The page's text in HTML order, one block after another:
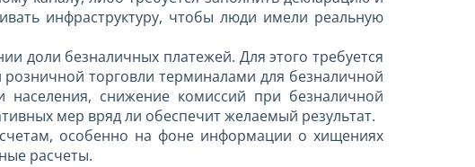
инфраструктуру, чтобы люди имели реальную
доли безналичных платежей. Для этого требуется
торговли терминалами для безналичной
снижение комиссий при безналичной
мер вряд ли обеспечит желаемый результат.
особенно на фоне информации о хищениях
расчеты.